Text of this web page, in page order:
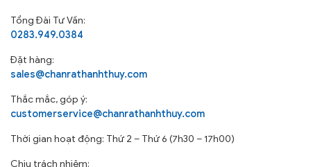
Tổng Đài Tư Vấn:
0283.949.0384
Đặt hàng:
sales@chanrathanhthuy.com
Thắc mắc, góp ý:
customerservice@chanrathanhthuy.com
Thời gian hoạt động: Thứ 2 – Thứ 6 (7h30 – 17h00)
Chịu trách nhiệm: